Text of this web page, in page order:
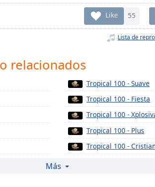
Like 55
Lista de
relacionados
Tropical 100 - Suave
Tropical 100 - Fiesta
Tropical 100 -
Tropical 100 - Plus
Tropical 100 -
Más